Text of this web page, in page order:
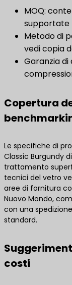
MOQ:
supportate
Metodo di
vedi copia
Garanzia
Copertura
Le specifiche di
Classic Burgundy
trattamento
tecnici del vetro
aree di fornitura
Nuovo Mondo,
con una
standard.
costi